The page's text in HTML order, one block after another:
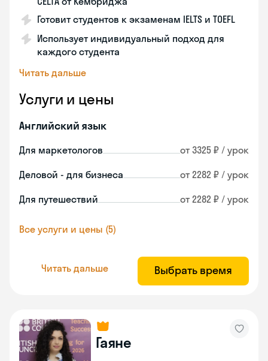
Готовит студентов к экзаменам IELTS и TOEFL
Использует индивидуальный подход для
каждого студента
Читать дальше
Услуги и цены
Английский язык
Для маркетологов от 3325 ₽ / урок
Деловой - для бизнеса от 2282 ₽ / урок
Для путешествий от 2282 ₽ / урок
Все услуги и цены (5)
Читать дальше Выбрать время
Гаяне